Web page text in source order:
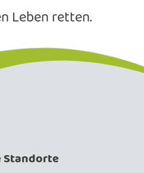
Leben retten.
Standorte